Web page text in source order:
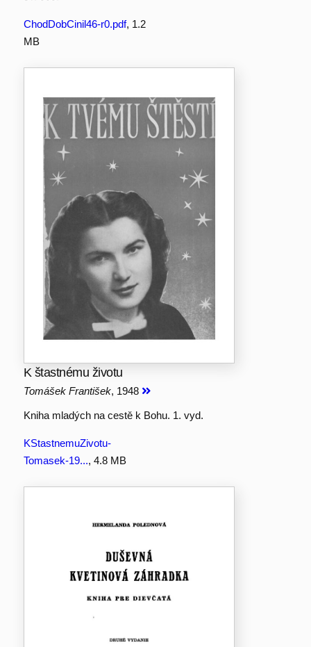
ChodDobCinil46-r0.pdf, 1.2
MB
K štastnému životu
Tomášek František, 1948
Kniha mladých na cestě k Bohu. 1. vyd.
KStastnemuZivotu-
Tomasek-19..., 4.8 MB